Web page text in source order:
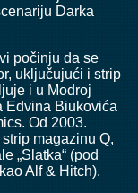
Darka
počinju da se
uključujući i strip
i u Modroj
Edvina Biukovića
Od 2003.
magazinu Q,
„Slatka“ (pod
Alf & Hitch).